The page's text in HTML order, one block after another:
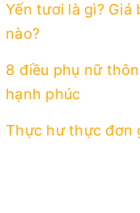
Yến tươi là gì? Giá
nào?
8 điều phụ nữ
hạnh phúc
Thực hư thực đơn